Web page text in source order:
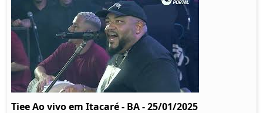
Tiee Ao vivo em Itacaré - BA - 25/01/2025